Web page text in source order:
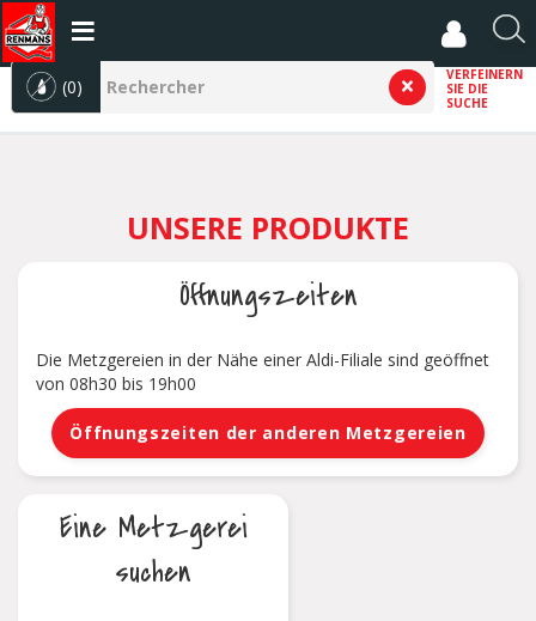
Direkt
zum
Inhalt
R
e
(0)
VERFEINERN
SIE DIE
SUCHE
UNSERE PRODUKTE
Öffnungszeiten
Die Metzgereien in der Nähe einer Aldi-Filiale sind geöffnet
von 08h30 bis 19h00
Öffnungszeiten der anderen Metzgereien
Eine Metzgerei
suchen